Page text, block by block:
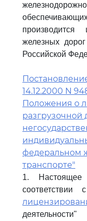
производится
железных
Российской
14.12.2000 N
Положения о
разгрузочной
федеральном
транспорте"
1. Настоящее